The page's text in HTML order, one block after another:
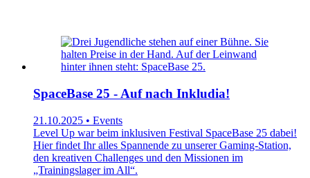
SpaceBase 25 - Auf nach Inkludia!
21.10.2025 • Events
Level Up war beim inklusiven Festival SpaceBase 25 dabei!
Hier findet Ihr alles Spannende zu unserer Gaming-Station,
den kreativen Challenges und den Missionen im
„Trainingslager im All“.